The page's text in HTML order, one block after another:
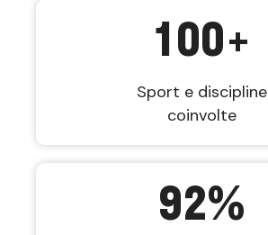
100+
Sport e discipline
coinvolte
92%